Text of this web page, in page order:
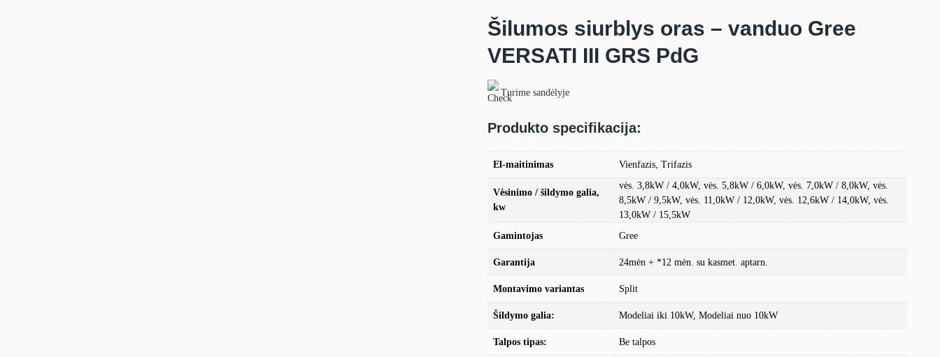
Šilumos siurblys oras – vanduo Gree
VERSATI III GRS PdG
Turime sandėlyje
Produkto specifikacija:
El-maitinimas Vienfazis, Trifazis
Vėsinimo / šildymo galia,
kw
vės. 3,8kW / 4,0kW, vės. 5,8kW / 6,0kW, vės. 7,0kW / 8,0kW, vės.
8,5kW / 9,5kW, vės. 11,0kW / 12,0kW, vės. 12,6kW / 14,0kW, vės.
13,0kW / 15,5kW
Gamintojas
Gree
Garantija 24mėn + *12 mėn. su kasmet. aptarn.
Montavimo variantas Split
Šildymo galia: Modeliai iki 10kW, Modeliai nuo 10kW
Talpos tipas: Be talpos